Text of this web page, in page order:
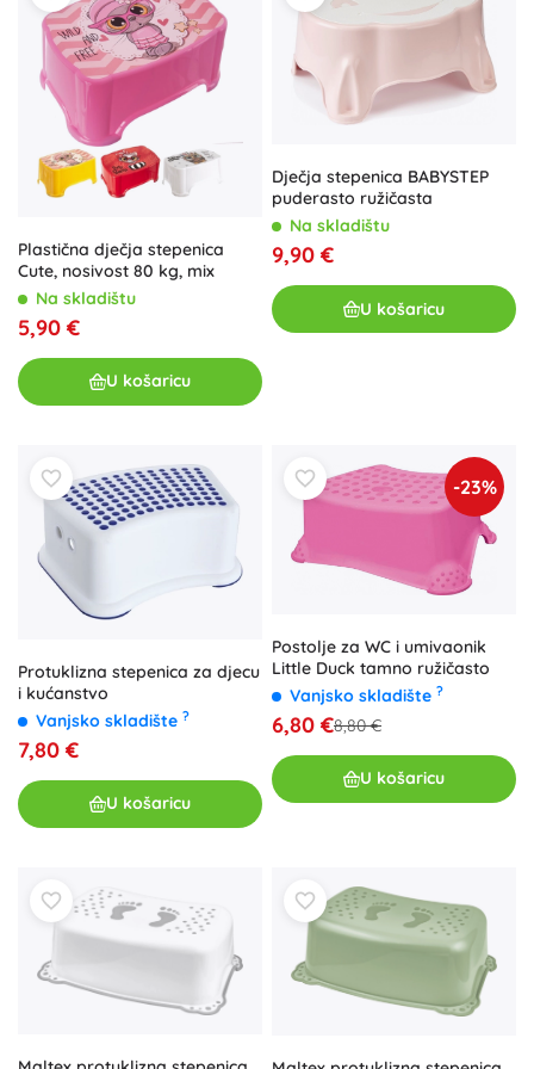
Plastična dječja stepenica
Cute, nosivost 80 kg, mix
Na skladištu
5,90 €
U košaricu
Dječja stepenica BABYSTEP
puderasto ružičasta
Na skladištu
9,90 €
U košaricu
Protuklizna stepenica za djecu
i kućanstvo
Vanjsko skladište ?
7,80 €
U košaricu
-23%
Postolje za WC i umivaonik
Little Duck tamno ružičasto
Vanjsko skladište ?
6,80 €8,80 €
U košaricu